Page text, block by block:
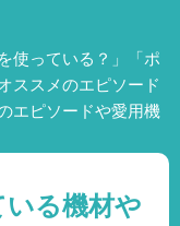
使っている？」「ポ
ススメのエピソード
エピソードや愛用機
る機材や